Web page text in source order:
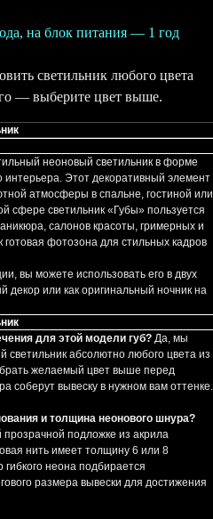
на блок питания — 1 год
светильник любого цвета
— выберите цвет выше.
неоновый светильник в форме
интерьера. Этот декоративный элемент
атмосферы в спальне, гостиной или
сфере светильник «Губы» пользуется
салонов красоты, гримерных и
фотозона для стильных кадров
вы можете использовать его в двух
декор или как оригинальный ночник на
для этой модели губ? Да, мы
светильник абсолютно любого цвета из
желаемый цвет выше перед
соберут вывеску в нужном вам оттенке.
и толщина неонового шнура?
подложке из акрила
нить имеет толщину 6 или 8
неона подбирается
размера вывески для достижения